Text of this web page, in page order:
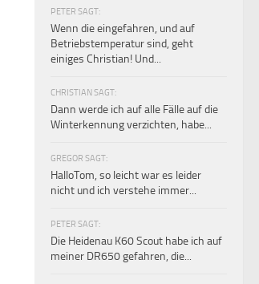
PETER SAGT:
Wenn die eingefahren, und auf
Betriebstemperatur sind, geht
einiges Christian! Und...
CHRISTIAN SAGT:
Dann werde ich auf alle Fälle auf die
Winterkennung verzichten, habe...
GREGOR SAGT:
HalloTom, so leicht war es leider
nicht und ich verstehe immer...
PETER SAGT:
Die Heidenau K60 Scout habe ich auf
meiner DR650 gefahren, die...